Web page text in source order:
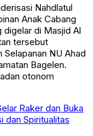
Nahdlatul
Anak Cabang
digelar di Masjid Al
tersebut
NU Ahad
Bagelen.
otonom